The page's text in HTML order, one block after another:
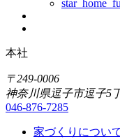
本社
〒249-0006
神奈川県逗子市逗子5
046-876-7285
家づくりについ